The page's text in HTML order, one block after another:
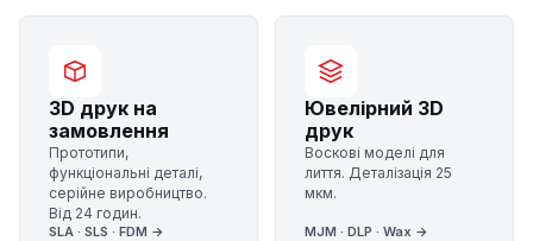
3D друк на
замовлення
Прототипи,
функціональні деталі,
серійне виробництво.
Від 24 годин.
SLA · SLS · FDM →
Ювелірний 3D
друк
Воскові моделі для
лиття. Деталізація 25
мкм.
MJM · DLP · Wax →